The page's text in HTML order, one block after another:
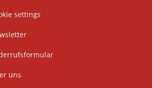
settings
uns